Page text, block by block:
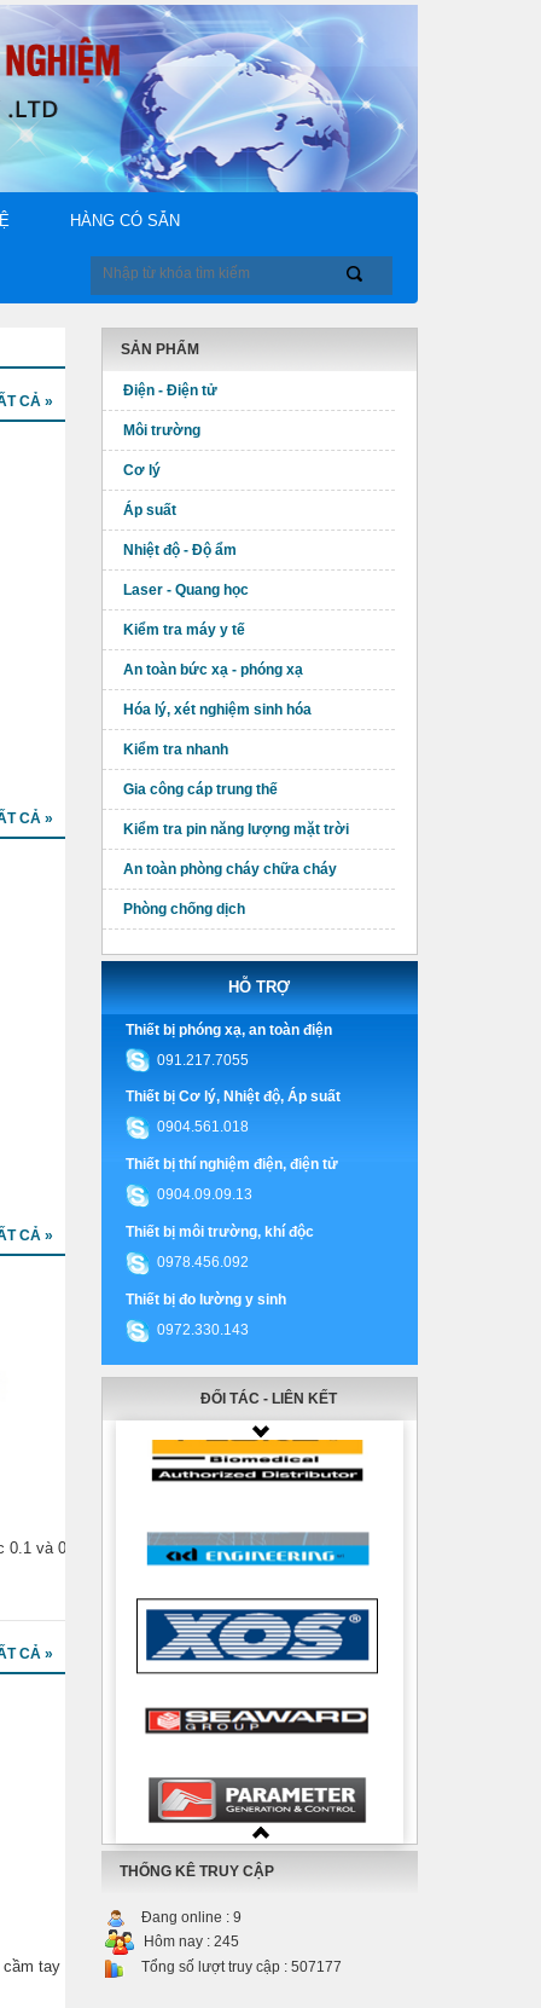
HÀNG CÓ SẴN
CẢ »
CẢ »
CẢ »
và 0.2
CẢ »
cầm tay
SẢN PHẨM
Điện - Điện tử
Môi trường
Cơ lý
Áp suất
Nhiệt độ - Độ ẩm
Laser - Quang học
Kiểm tra máy y tế
An toàn bức xạ - phóng xạ
Hóa lý, xét nghiệm sinh hóa
Kiểm tra nhanh
Gia công cáp trung thế
Kiểm tra pin năng lượng mặt trời
An toàn phòng cháy chữa cháy
Phòng chống dịch
HỖ TRỢ
Thiết bị phóng xạ, an toàn điện
091.217.7055
Thiết bị Cơ lý, Nhiệt độ, Áp suất
0904.561.018
Thiết bị thí nghiệm điện, điện tử
0904.09.09.13
Thiết bị môi trường, khí độc
0978.456.092
Thiết bị đo lường y sinh
0972.330.143
ĐỐI TÁC - LIÊN KẾT
THỐNG KÊ TRUY CẬP
Đang online : 9
Hôm nay : 245
Tổng số lượt truy cập : 507177